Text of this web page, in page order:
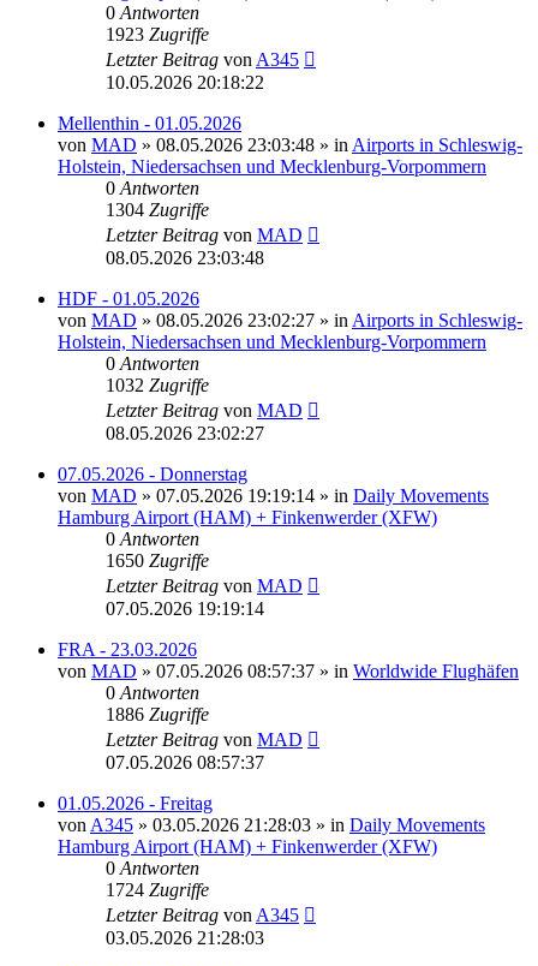
0 Antworten
1923 Zugriffe
Letzter Beitrag von A345
10.05.2026 20:18:22
Mellenthin - 01.05.2026
von MAD » 08.05.2026 23:03:48 » in Airports in Schleswig-
Holstein, Niedersachsen und Mecklenburg-Vorpommern
0 Antworten
1304 Zugriffe
Letzter Beitrag von MAD
08.05.2026 23:03:48
HDF - 01.05.2026
von MAD » 08.05.2026 23:02:27 » in Airports in Schleswig-
Holstein, Niedersachsen und Mecklenburg-Vorpommern
0 Antworten
1032 Zugriffe
Letzter Beitrag von MAD
08.05.2026 23:02:27
07.05.2026 - Donnerstag
von MAD » 07.05.2026 19:19:14 » in Daily Movements
Hamburg Airport (HAM) + Finkenwerder (XFW)
0 Antworten
1650 Zugriffe
Letzter Beitrag von MAD
07.05.2026 19:19:14
FRA - 23.03.2026
von MAD » 07.05.2026 08:57:37 » in Worldwide Flughäfen
0 Antworten
1886 Zugriffe
Letzter Beitrag von MAD
07.05.2026 08:57:37
01.05.2026 - Freitag
von A345 » 03.05.2026 21:28:03 » in Daily Movements
Hamburg Airport (HAM) + Finkenwerder (XFW)
0 Antworten
1724 Zugriffe
Letzter Beitrag von A345
03.05.2026 21:28:03